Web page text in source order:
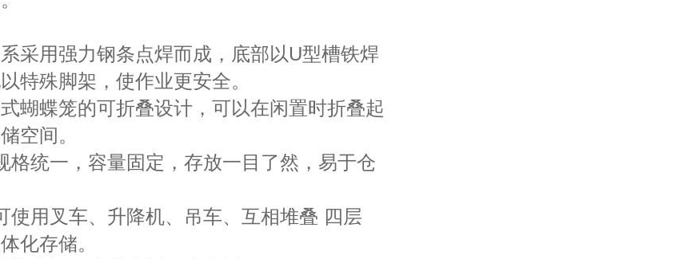
采用强力钢条点焊而成，底部以U型槽铁焊
特殊脚架，使作业更安全。
蝴蝶笼的可折叠设计，可以在闲置时折叠起
空间。
格统一，容量固定，存放一目了然，易于仓
使用叉车、升降机、吊车、互相堆叠 四层
化存储。